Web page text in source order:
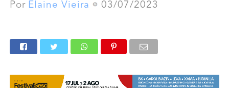
Por Elaine Vieira 03/07/2023